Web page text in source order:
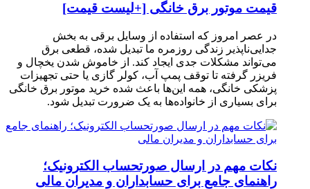
قیمت موتور برق خانگی [+لیست قیمت]
در عصر امروز که استفاده از وسایل برقی به بخش
جدایی‌ناپذیر زندگی روزمره ما تبدیل شده، قطعی برق
می‌تواند مشکلات جدی ایجاد کند. از خاموش شدن یخچال و
فریزر گرفته تا توقف پمپ آب، کولر گازی یا حتی تجهیزات
پزشکی خانگی، همه این‌ها باعث شده خرید موتور برق خانگی
برای بسیاری از خانواده‌ها به یک ضرورت تبدیل شود.
نکات مهم در ارسال صورتحساب الکترونیک؛
راهنمای جامع برای حسابداران و مدیران مالی